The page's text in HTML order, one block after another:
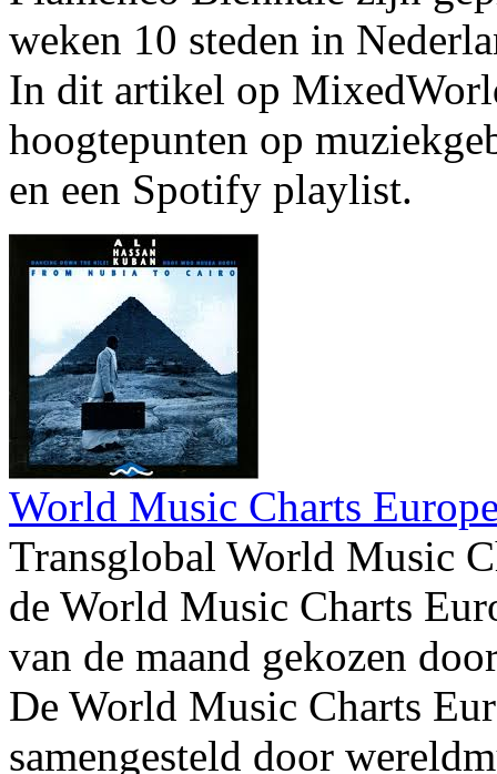
weken 10 steden in
In dit artikel op
hoogtepunten op
en een Spotify playlist.
World Music Charts
Transglobal World Music
de World Music Charts
van de maand gekozen
De World Music Charts
samengesteld door